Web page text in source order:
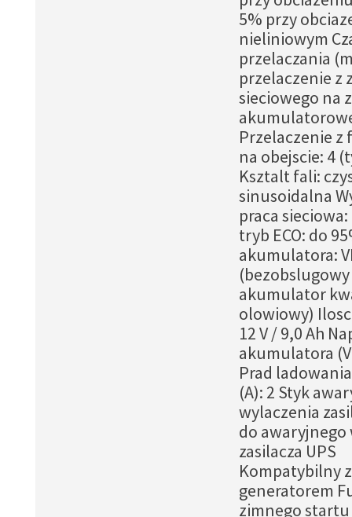
5% przy
nieliniowym
przelaczania
przelaczenie z
sieciowego na
Przelaczenie
na obejscie: 4
Ksztalt fali:
sinusoidalna
praca
tryb ECO: do
akumulatora:
(bezobslugowy
akumulator
olowiowy)
12 V / 9,0 Ah
akumulatora
Prad
(A): 2 Styk
wylaczenia
do awaryjnego
zasilacza UPS
Kompatybilny z
generatorem
zimnego